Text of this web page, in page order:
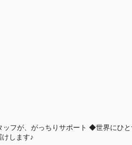
フが、がっちりサポート ◆世界にひと
します♪